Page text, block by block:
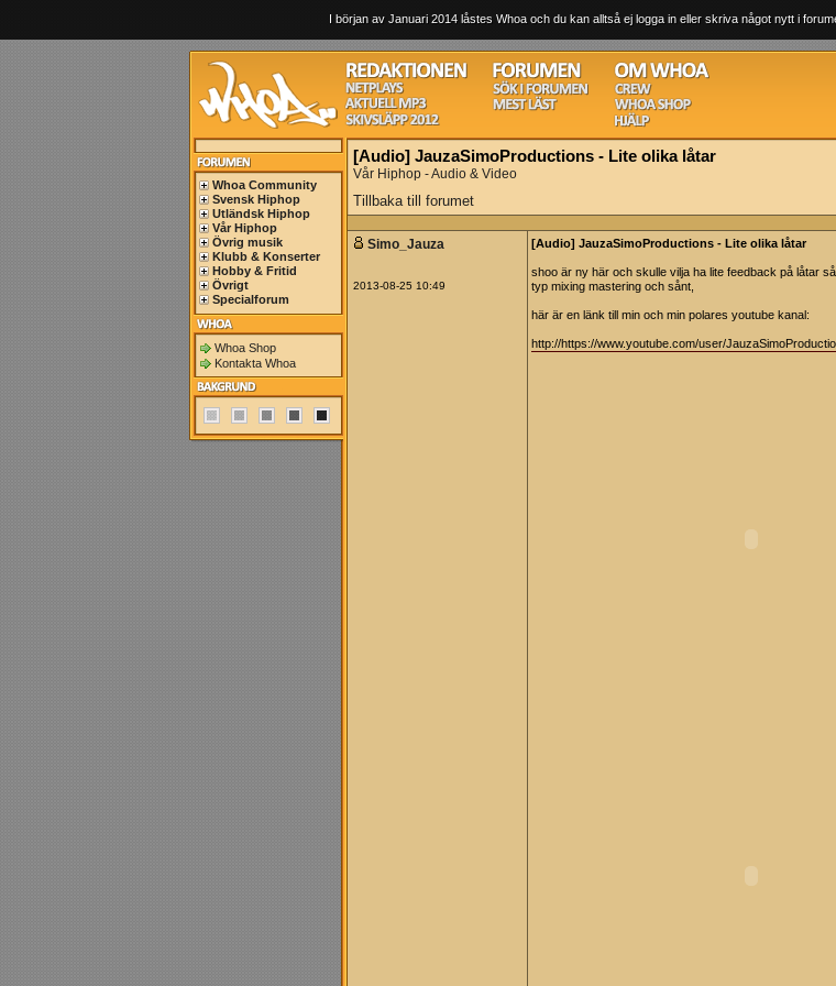
I början av Januari 2014 låstes Whoa och du kan alltså ej logga in eller skriva något nytt i
Whoa Community
Svensk Hiphop
Utländsk Hiphop
Vår Hiphop
Övrig musik
Klubb & Konserter
Hobby & Fritid
Övrigt
Specialforum
Whoa Shop
Kontakta Whoa
[Audio] JauzaSimoProductions - Lite olika låtar
Vår Hiphop - Audio & Video
Tillbaka till forumet
Simo_Jauza
2013-08-25 10:49
[Audio] JauzaSimoProductions - Lite olika låtar
shoo är ny här och skulle vilja ha lite feedback på låtar
typ mixing mastering och sånt,
här är en länk till min och min polares youtube kanal:
http://https://www.youtube.com/user/